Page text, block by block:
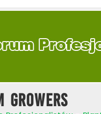
Growers